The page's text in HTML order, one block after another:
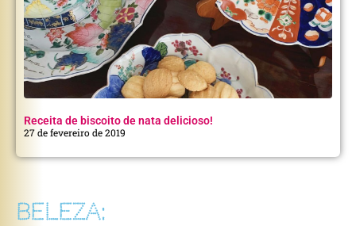
Receita de biscoito de nata delicioso!
27 de fevereiro de 2019
BELEZA: